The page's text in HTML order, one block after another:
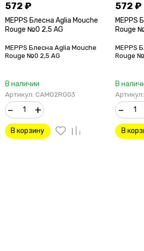
572 ₽
MEPPS Блесна Aglia Mouche
Rouge №0 2,5 AG
MEPPS Блесна Aglia Mouche
Rouge №0 2,5 AG
В наличии
Артикул: CAMO2RG03
– +
В корзину
572₽
MEPPS
Rouge
MEPPS
Rouge
В
–
В